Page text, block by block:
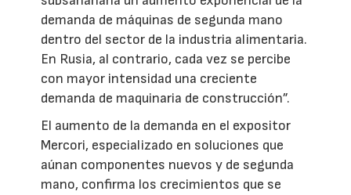
demanda de máquinas de segunda mano
dentro del sector de la industria alimentaria.
En Rusia, al contrario, cada vez se percibe
con mayor intensidad una creciente
demanda de maquinaria de construcción”.
El aumento de la demanda en el expositor
Mercori, especializado en soluciones que
aúnan componentes nuevos y de segunda
mano, confirma los crecimientos que se